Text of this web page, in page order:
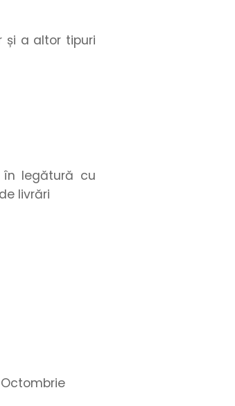
și a altor tipuri
în legătură cu
livrări